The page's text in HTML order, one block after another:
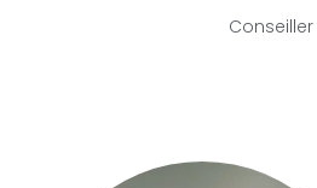
Conseiller